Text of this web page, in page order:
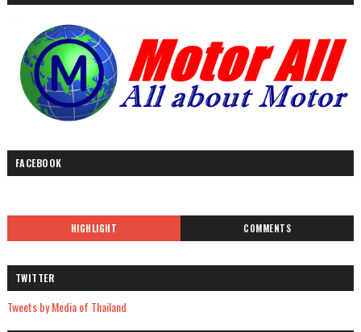
FACEBOOK
HIGHLIGHT COMMENTS
TWITTER
Tweets by Media of Thailand